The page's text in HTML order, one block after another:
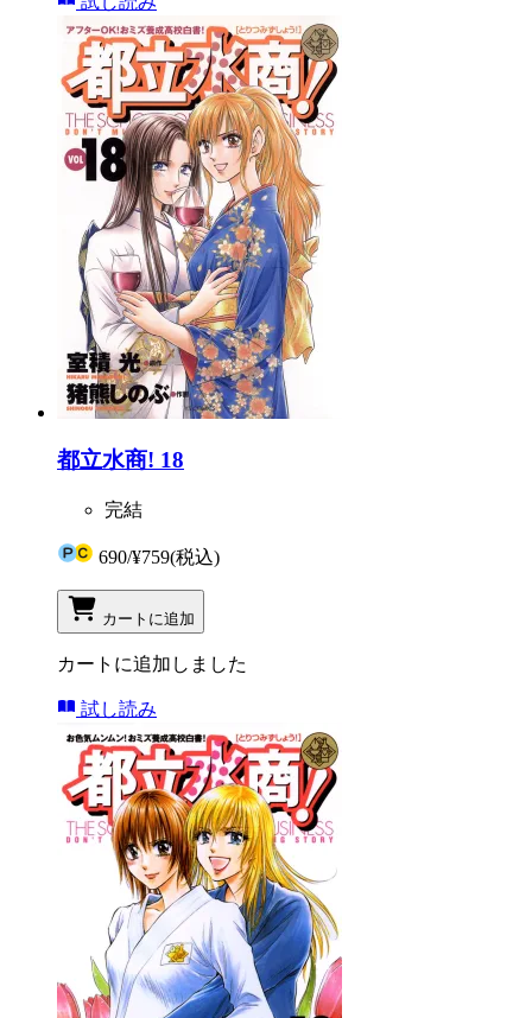
都立水商! 18
完結
690/¥759(税込)
カートに追加
カートに追加しました
試し読み